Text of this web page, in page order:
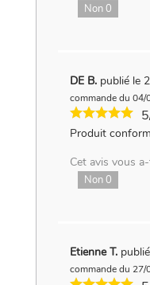
Non0
DE B. publié le
commande du 04/
Produit
Cet avis vous
Non0
Etienne T.
commande du 27/